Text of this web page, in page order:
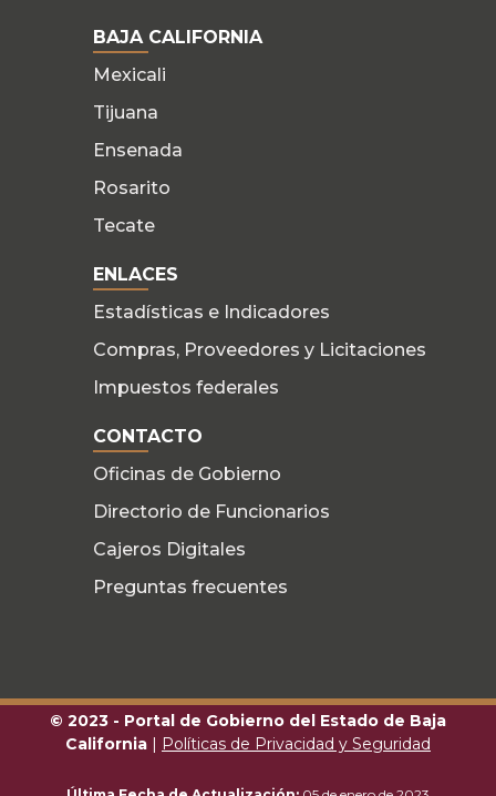
BAJA CALIFORNIA
Mexicali
Tijuana
Ensenada
Rosarito
Tecate
ENLACES
Estadísticas e Indicadores
Compras, Proveedores y Licitaciones
Impuestos federales
CONTACTO
Oficinas de Gobierno
Directorio de Funcionarios
Cajeros Digitales
Preguntas frecuentes
© 2023 - Portal de Gobierno del Estado de Baja
California | Políticas de Privacidad y Seguridad